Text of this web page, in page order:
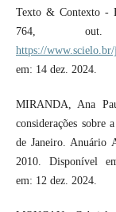
Texto & Contexto -
764, out.
https://
em: 14 dez. 2024.
MIRANDA, Ana
considerações
de Janeiro. Anuário
2010. Disponível
em: 12 dez. 2024.